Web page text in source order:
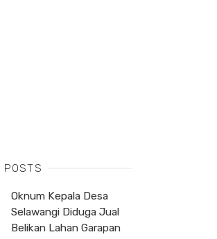
POSTS
Oknum Kepala Desa
Selawangi Diduga Jual
Belikan Lahan Garapan